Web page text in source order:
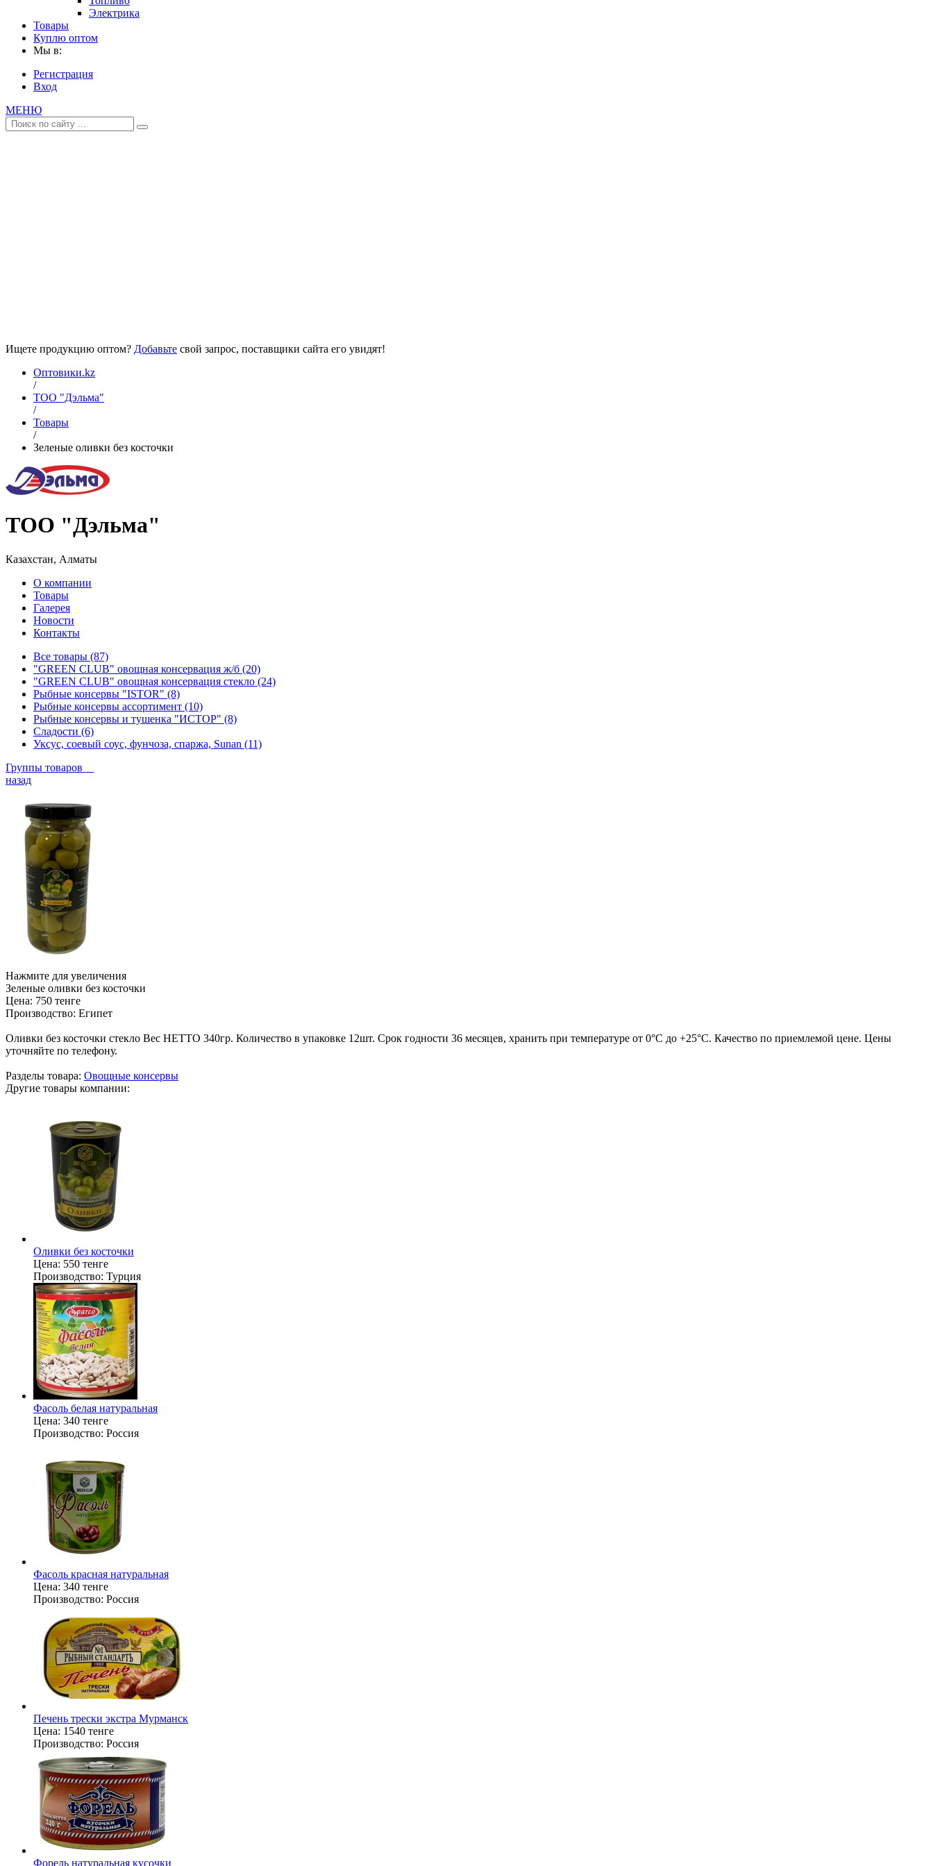
Электрика
Товары
Куплю оптом
Мы в:
Регистрация
Вход
МЕНЮ
Ищете продукцию оптом? Добавьте свой запрос, поставщики сайта его увидят!
Оптовики.kz
/
ТОО "Дэльма"
/
Товары
/
Зеленые оливки без косточки
ТОО "Дэльма"
Казахстан, Алматы
О компании
Товары
Галерея
Новости
Контакты
Все товары (87)
"GREEN CLUB" овощная консервация ж/б (20)
"GREEN CLUB" овощная консервация стекло (24)
Рыбные консервы "ISTOR" (8)
Рыбные консервы ассортимент (10)
Рыбные консервы и тушенка "ИСТОР" (8)
Сладости (6)
Уксус, соевый соус, фунчоза, спаржа, Sunan (11)
Группы товаров
назад
Нажмите для увеличения
Зеленые оливки без косточки
Цена: 750 тенге
Производство: Египет
Оливки без косточки стекло Вес НЕТТО 340гр. Количество в упаковке 12шт. Срок годности 36 месяцев, хранить при температуре от 0°С до +25°С. Качество по приемлемой цене. Цены
уточняйте по телефону.
Разделы товара: Овощные консервы
Другие товары компании:
Оливки без косточки
Цена: 550 тенге
Производство: Турция
Фасоль белая натуральная
Цена: 340 тенге
Производство: Россия
Фасоль красная натуральная
Цена: 340 тенге
Производство: Россия
Печень трески экстра Мурманск
Цена: 1540 тенге
Производство: Россия
Форель натуральная кусочки